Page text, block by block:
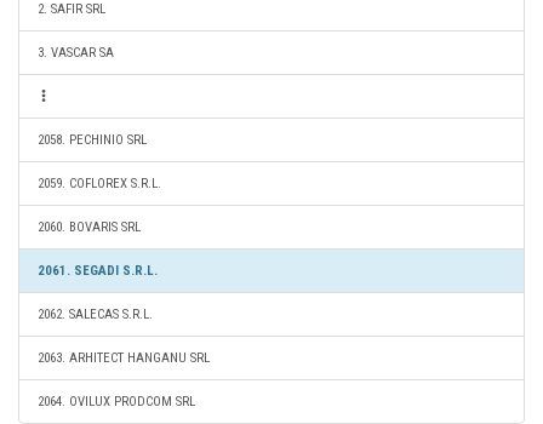
2. SAFIR SRL
3. VASCAR SA
2058. PECHINIO SRL
2059. COFLOREX S.R.L.
2060. BOVARIS SRL
2061. SEGADI S.R.L.
2062. SALECAS S.R.L.
2063. ARHITECT HANGANU SRL
2064. OVILUX PRODCOM SRL